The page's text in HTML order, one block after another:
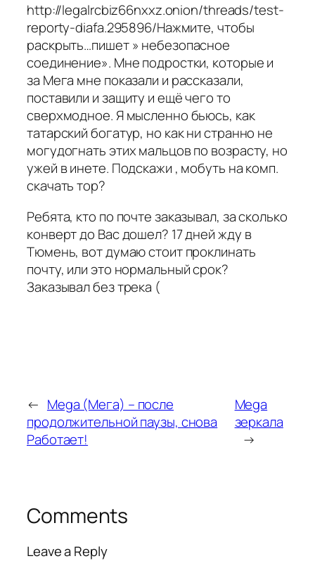
http://legalrcbiz66nxxz.onion/threads/test-
reporty-diafa.295896/Нажмите, чтобы
раскрыть…пишет » небезопасное
соединение». Мне подростки, которые и
за Мега мне показали и рассказали,
поставили и защиту и ещё чего то
сверхмодное. Я мысленно бьюсь, как
татарский богатур, но как ни странно не
могудогнать этих мальцов по возрасту, но
ужей в инете. Подскажи , мобуть на комп.
скачать тор?
Ребята, кто по почте заказывал, за сколько
конверт до Вас дошел? 17 дней жду в
Тюмень, вот думаю стоит проклинать
почту, или это нормальный срок?
Заказывал без трека (
← Mega (Мега) – после
продолжительной паузы, снова
Работает!
Mega
зеркала
→
Comments
Leave a Reply